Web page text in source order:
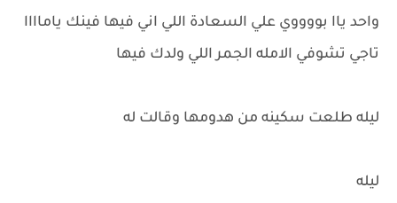
واحد ياا بووووي علي السعادة اللي اني فيها فينك ياماااا
تاجي تشوفي الامله الجمر اللي ولدك فيها
ليله طلعت سكينه من هدومها وقالت له
ليله